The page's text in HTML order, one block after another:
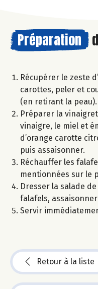
Préparation
Récupérer le zeste
carottes, peler et
(en retirant la peau).
Préparer la
vinaigre, le miel et
d’orange carotte
puis assaisonner.
Réchauffer les
mentionnées sur le
Dresser la salade
falafels,
Servir
Retour à la liste